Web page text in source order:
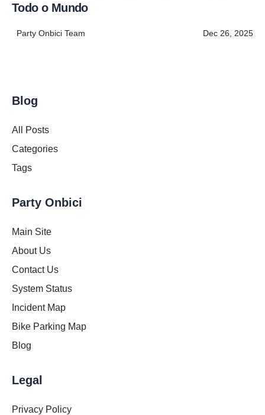
Todo o Mundo
Party Onbici Team Dec 26, 2025
Blog
All Posts
Categories
Tags
Party Onbici
Main Site
About Us
Contact Us
System Status
Incident Map
Bike Parking Map
Blog
Legal
Privacy Policy